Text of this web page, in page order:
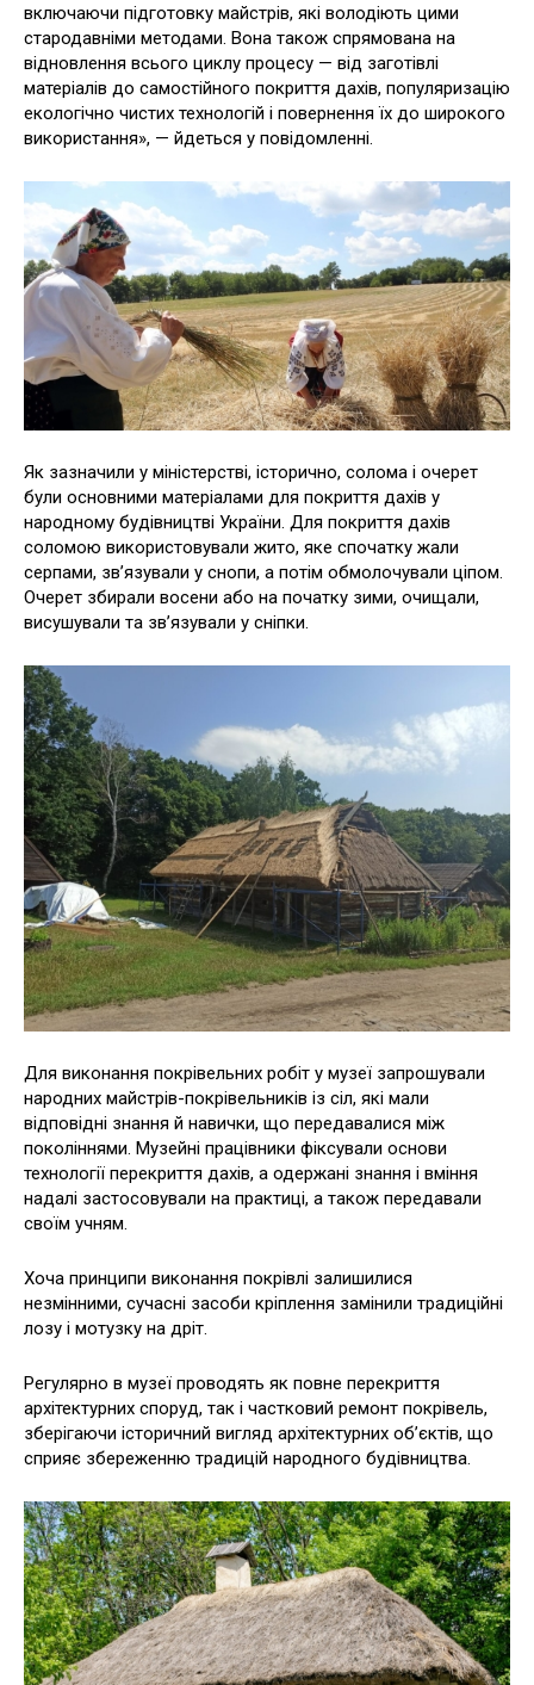
включаючи підготовку майстрів, які володіють цими
стародавніми методами. Вона також спрямована на
відновлення всього циклу процесу — від заготівлі
матеріалів до самостійного покриття дахів, популяризацію
екологічно чистих технологій і повернення їх до широкого
використання», — йдеться у повідомленні.
Як зазначили у міністерстві, історично, солома і очерет
були основними матеріалами для покриття дахів у
народному будівництві України. Для покриття дахів
соломою використовували жито, яке спочатку жали
серпами, зв’язували у снопи, а потім обмолочували ціпом.
Очерет збирали восени або на початку зими, очищали,
висушували та зв’язували у сніпки.
Для виконання покрівельних робіт у музеї запрошували
народних майстрів-покрівельників із сіл, які мали
відповідні знання й навички, що передавалися між
поколіннями. Музейні працівники фіксували основи
технології перекриття дахів, а одержані знання і вміння
надалі застосовували на практиці, а також передавали
своїм учням.
Хоча принципи виконання покрівлі залишилися
незмінними, сучасні засоби кріплення замінили традиційні
лозу і мотузку на дріт.
Регулярно в музеї проводять як повне перекриття
архітектурних споруд, так і частковий ремонт покрівель,
зберігаючи історичний вигляд архітектурних об’єктів, що
сприяє збереженню традицій народного будівництва.